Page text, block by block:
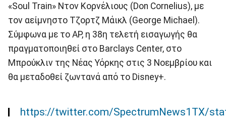
«Soul Train» Ντον Κορνέλιους (Don Cornelius), με
τον αείμνηστο Τζορτζ Μάικλ (George Michael).
Σύμφωνα με το ΑP, η 38η τελετή εισαγωγής θα
πραγματοποιηθεί στο Barclays Center, στο
Μπρούκλιν της Νέας Υόρκης στις 3 Νοεμβρίου και
θα μεταδοθεί ζωντανά από το Disney+.
https://twitter.com/SpectrumNews1TX/